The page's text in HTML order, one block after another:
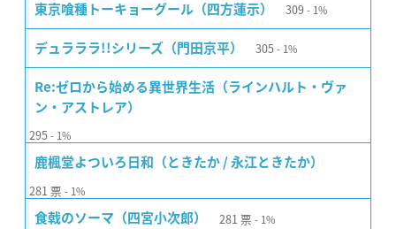
東京喰種トーキョーグール（四方蓮示） 309 1%
デュラララ!!シリーズ（門田京平） 305 1%
Re:ゼロから始める異世界生活（ラインハルト・ヴァ
ン・アストレア）
295 1%
鹿楓堂よついろ日和（ときたか / 永江ときたか）
281 票 1%
食戟のソーマ（四宮小次郎） 281 票 1%